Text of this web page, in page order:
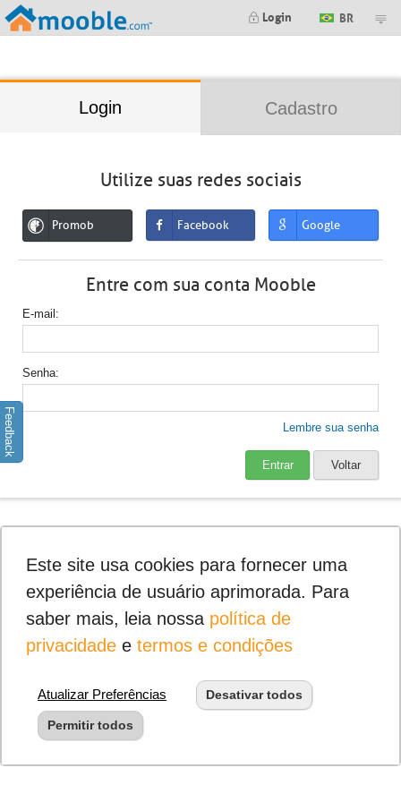
Login BR
Login Cadastro
Utilize suas redes sociais
Promob Facebook Google
Entre com sua conta Mooble
E-mail
Senha
Lembre sua senha
Entrar Voltar
Feedback
Este site usa cookies para fornecer uma
experiência de usuário aprimorada. Para
saber mais, leia nossa política de
privacidadee termos e condições
Atualizar Preferências Desativar todos
Permitir todos